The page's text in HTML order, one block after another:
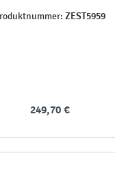
ZEST5959
249,70 €